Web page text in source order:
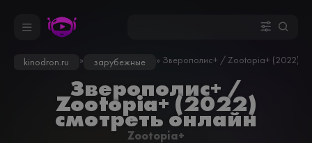
kinodron.ru » зарубежные » Зверополис+ / Zootopia+ (2022)
Зверополис+ /
Zootopia+ (2022)
смотреть онлайн
Zootopia+